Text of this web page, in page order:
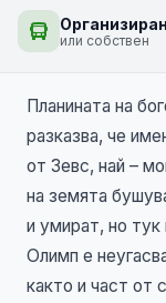
Организиран
или собствен
Планината на
разказва, че
от Зевс, най –
на земята
и умират, но
Олимп е
както и част от